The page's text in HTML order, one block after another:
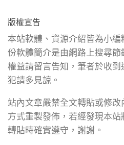
版權宣告
本站軟體、資源介紹皆為小
份軟體簡介是由網路上搜尋
權益請留言告知，筆者於收
犯請多見諒。
站內文章嚴禁全文轉貼或修
方式重製發佈，若經發現本
轉貼時確實遵守，謝謝。